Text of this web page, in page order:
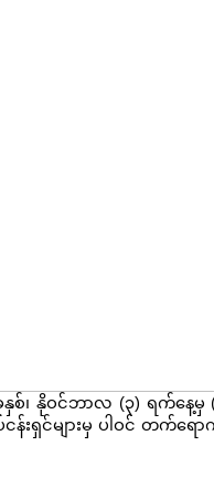
စ်၊ နိုဝင်ဘာလ (၃) ရက်နေ့
လုပ်ငန်းရှင်များမှ ပါဝင်